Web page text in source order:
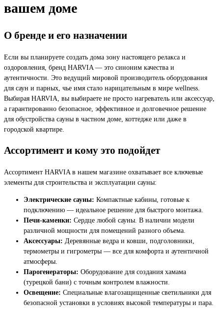
вашем доме
О бренде и его назначении
Если вы планируете создать дома зону настоящего релакса и
оздоровления, бренд HARVIA — это синоним качества и
аутентичности. Это ведущий мировой производитель оборудования
для саун и парных, чье имя стало нарицательным в мире wellness.
Выбирая HARVIA, вы выбираете не просто нагреватель или аксессуар,
а гарантированно безопасное, эффективное и долговечное решение
для обустройства сауны в частном доме, коттедже или даже в
городской квартире.
Ассортимент и кому это подойдет
Ассортимент HARVIA в нашем магазине охватывает все ключевые
элементы для строительства и эксплуатации сауны:
Электрические сауны: Компактные кабины, готовые к
подключению — идеальное решение для быстрого монтажа.
Печи-каменки: Сердце любой сауны. В наличии модели
различной мощности для помещений разного объема.
Аксессуары: Деревянные ведра и ковши, подголовники,
термометры и гигрометры — все для комфорта и аутентичной
атмосферы.
Парогенераторы: Оборудование для создания хамама
(турецкой бани) с точным контролем влажности.
Освещение: Специальные влагозащищенные светильники для
безопасной установки в условиях высокой температуры и пара.